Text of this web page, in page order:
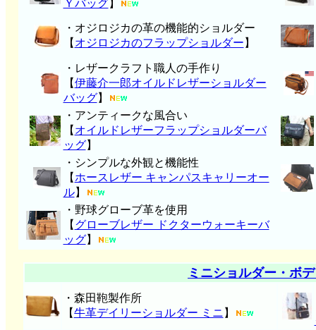
Ｙバッグ 】
・オジロジカの革の機能的ショルダー
【 オジロジカのフラップショルダー 】
・レザークラフト職人の手作り
【伊藤介一郎オイルドレザーショルダー
バッグ】
・アンティークな風合い
【 オイルドレザーフラップショルダーバ
ッグ】
・シンプルな外観と機能性
【 ホースレザー キャンパスキャリーオー
ル】
・野球グローブ革を使用
【 グローブレザー ドクターウォーキーバ
ッグ】
ミニショルダー・ボ
・森田鞄製作所
【牛革デイリーショルダー ミニ 】